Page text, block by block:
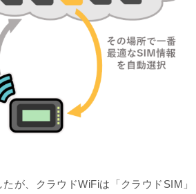
が、クラウドWiFiは「クラウドSIM」